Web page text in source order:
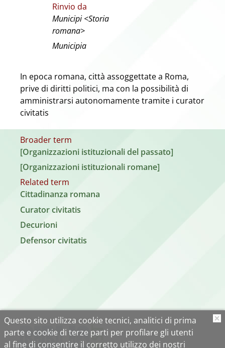
Rinvio da
Municipi <Storia
romana>
Municipia
In epoca romana, città assoggettate a Roma,
prive di diritti politici, ma con la possibilità di
amministrarsi autonomamente tramite i curator
civitatis
Broader term
[Organizzazioni istituzionali del passato]
[Organizzazioni istituzionali romane]
Related term
Cittadinanza romana
Curator civitatis
Decurioni
Defensor civitatis
Questo sito utilizza cookie tecnici, analitici di prima
parte e cookie di terze parti per profilare gli utenti
al fine di consentire il corretto utilizzo dei nostri